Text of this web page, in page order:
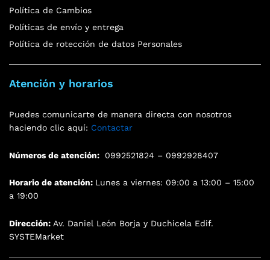
Política de Cambios
Políticas de envío y entrega
Política de rotección de datos Personales
Atención y horarios
Puedes comunicarte de manera directa con nosotros
haciendo clic aquí: Contactar
Números de atención: 0992521824 – 0992928407
Horario de atención: Lunes a viernes: 09:00 a 13:00 – 15:00
a 19:00
Dirección: Av. Daniel León Borja y Duchicela Edif.
SYSTEMarket